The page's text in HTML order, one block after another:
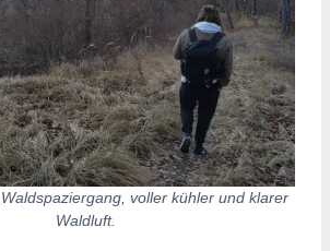
voller kühler und klarer
Waldluft.